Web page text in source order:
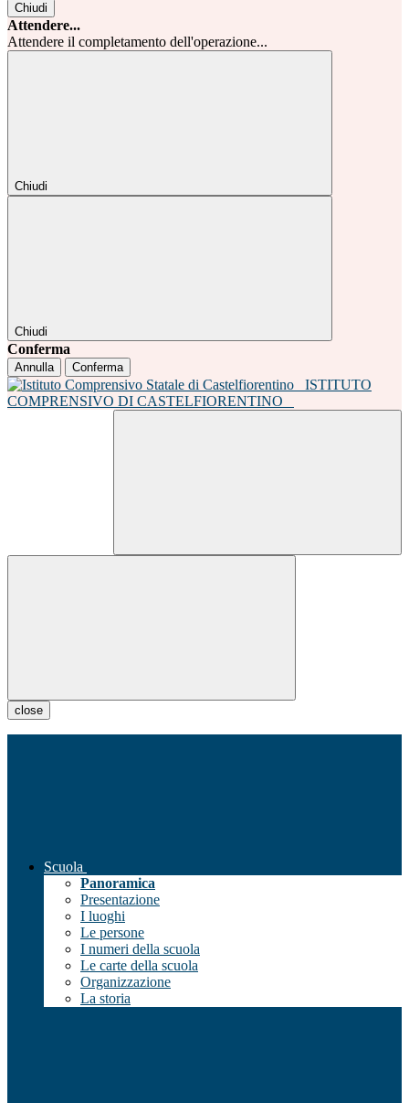
Chiudi
Attendere...
Attendere il completamento dell'operazione...
Chiudi
Chiudi
Conferma
Annulla Conferma
ISTITUTO
COMPRENSIVO DI CASTELFIORENTINO
close
Scuola
Panoramica
Presentazione
I luoghi
Le persone
I numeri della scuola
Le carte della scuola
Organizzazione
La storia